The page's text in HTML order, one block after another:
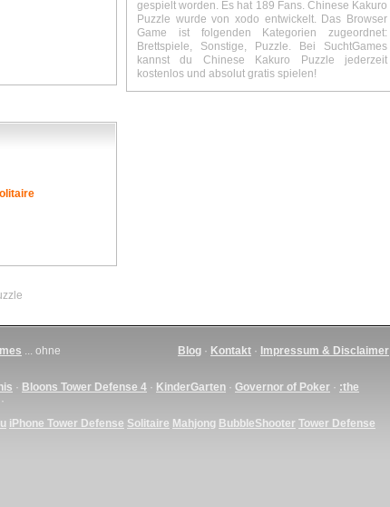
gespielt worden. Es hat 189 Fans. Chinese Kakuro
Puzzle wurde von xodo entwickelt. Das Browser
Game ist folgenden Kategorien zugeordnet:
Brettspiele, Sonstige, Puzzle. Bei SuchtGames
kannst du Chinese Kakuro Puzzle jederzeit
kostenlos und absolut gratis spielen!
Blog · Kontakt · Impressum & Disclaimer
... ohne
· Bloons Tower Defense 4 · KinderGarten · Governor of Poker · :the
·
iPhone Tower Defense Solitaire Mahjong BubbleShooter Tower Defense